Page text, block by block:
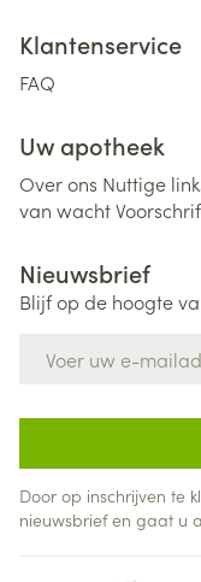
Klantenservice
FAQ
Uw apotheek
Over ons Nuttige
van wacht
Nieuwsbrief
Blijf op de hoogte
Door op inschrijven te
nieuwsbrief en gaat u